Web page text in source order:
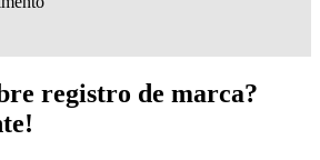
registro de marca?